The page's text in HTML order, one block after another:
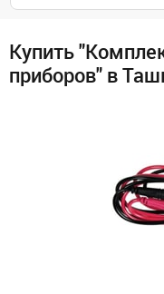
Купить
приборов" в